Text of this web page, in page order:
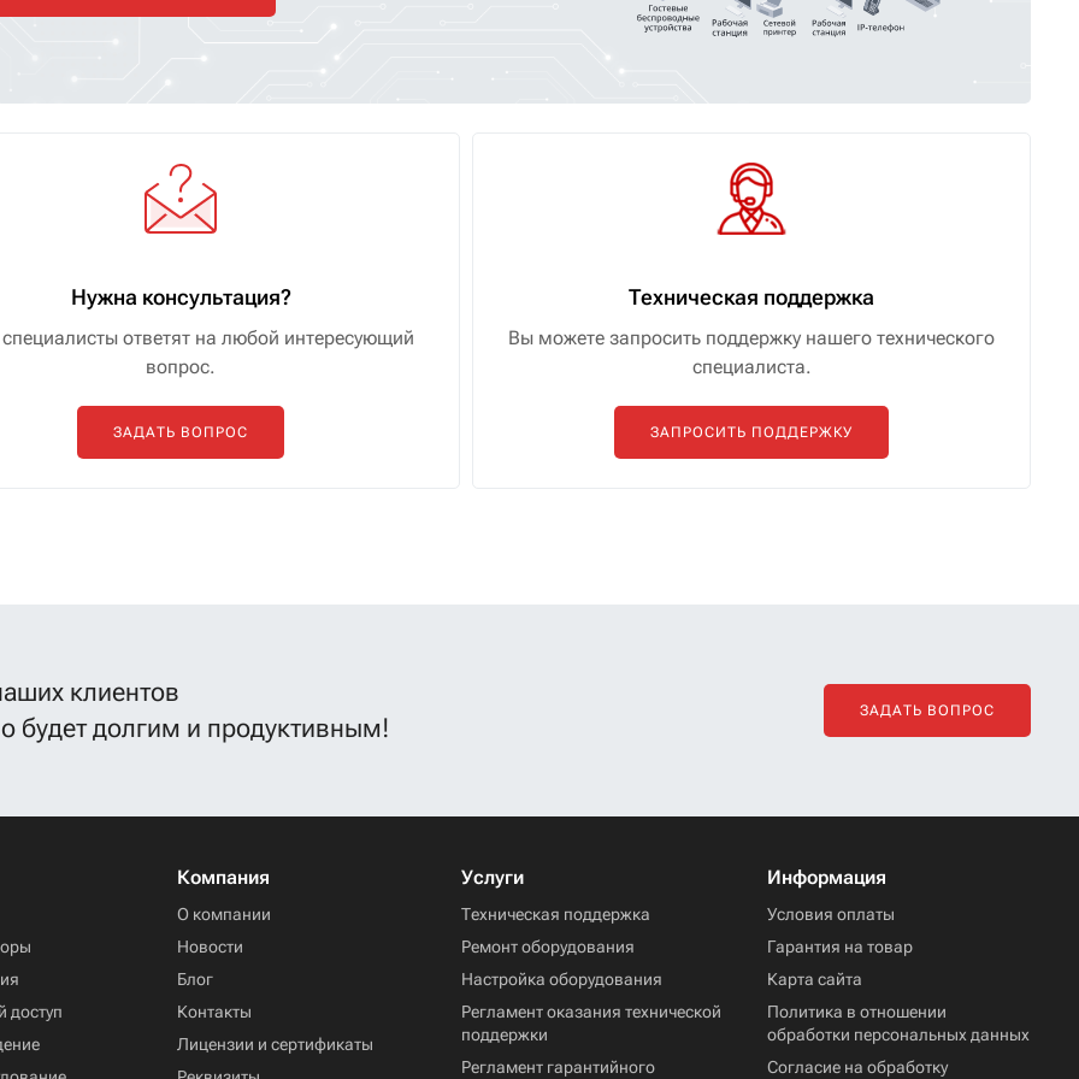
Нужна консультация?
ответят на любой интересующий
вопрос.
ЗАДАТЬ ВОПРОС
Техническая поддержка
Вы можете запросить поддержку нашего технического
специалиста.
ЗАПРОСИТЬ ПОДДЕРЖКУ
клиентов
будет долгим и продуктивным!
ЗАДАТЬ ВОПРОС
доступ
Компания
О компании
Новости
Блог
Контакты
Лицензии и сертификаты
Услуги
Техническая поддержка
Ремонт оборудования
Настройка оборудования
Регламент оказания технической
поддержки
Регламент гарантийного
Информация
Условия оплаты
Гарантия на товар
Карта сайта
Политика в отношении
обработки персональных данных
Согласие на обработку